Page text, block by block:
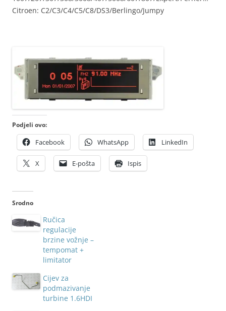
Citroen: C2/C3/C4/C5/C8/DS3/Berlingo/Jumpy
Podjeli ovo:
Facebook WhatsApp LinkedIn
X E-pošta Ispis
Srodno
Ručica
regulacije
brzine vožnje –
tempomat +
limitator
Cijev za
podmazivanje
turbine 1.6HDI